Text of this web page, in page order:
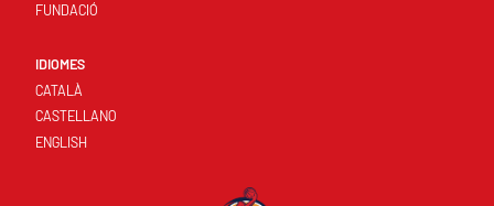
FUNDACIÓ
IDIOMES
CATALÀ
CASTELLANO
ENGLISH